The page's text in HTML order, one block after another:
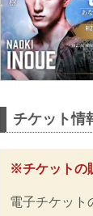
チケット情
※チケットの
電子チケット